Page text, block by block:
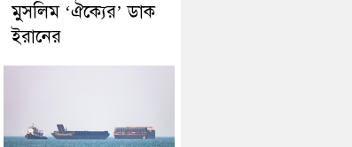
মুসলিম ‘ঐক্যের’ ডাক
ইরানের